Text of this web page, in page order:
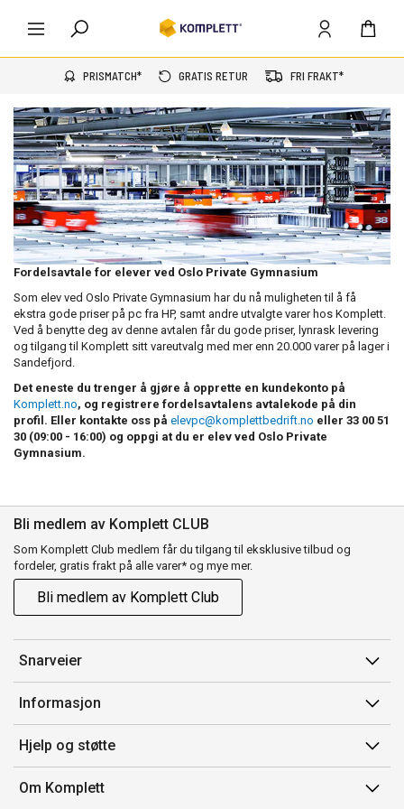
PRISMATCH* GRATIS RETUR FRI FRAKT*
Fordelsavtale for elever ved Oslo Private Gymnasium
Som elev ved Oslo Private Gymnasium har du nå muligheten til å få
ekstra gode priser på pc fra HP, samt andre utvalgte varer hos Komplett.
Ved å benytte deg av denne avtalen får du gode priser, lynrask levering
og tilgang til Komplett sitt vareutvalg med mer enn 20.000 varer på lager i
Sandefjord.
Det eneste du trenger å gjøre å opprette en kundekonto på
Komplett.no, og registrere fordelsavtalens avtalekode på din
profil. Eller kontakte oss på elevpc@komplettbedrift.no eller 33 00 51
30 (09:00 - 16:00) og oppgi at du er elev ved Oslo Private
Gymnasium.
Bli medlem av Komplett CLUB
Som Komplett Club medlem får du tilgang til eksklusive tilbud og
fordeler, gratis frakt på alle varer* og mye mer.
Bli medlem av Komplett Club
Snarveier
Min side
Ordreoversikt
Flex
Komplett Club
Informasjon
Salgsbetingelser
Medlemsvilkår for Komplett Club
Merker/produsent
Hjelp og støtte
Kontakt oss
Om Komplett